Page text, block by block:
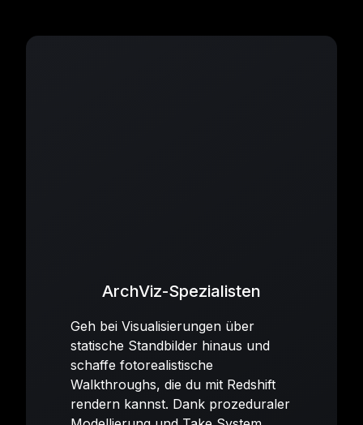
ArchViz-Spezialisten
Geh bei Visualisierungen über
statische Standbilder hinaus und
schaffe fotorealistische
Walkthroughs, die du mit Redshift
rendern kannst. Dank prozeduraler